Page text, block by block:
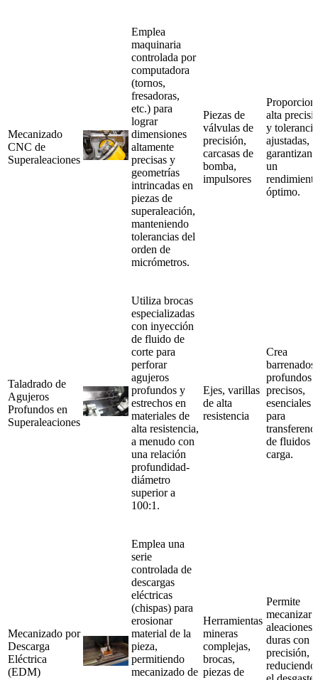
Mecanizado
CNC de
Superaleaciones
Emplea
maquinaria
controlada por
computadora
(tornos,
fresadoras,
etc.) para
lograr
dimensiones
altamente
precisas y
geometrías
intrincadas en
piezas de
superaleación,
manteniendo
tolerancias del
orden de
micrómetros.
Piezas de
válvulas de
precisión,
carcasas de
bomba,
impulsores
alta
y
ajustadas,
un
óptimo.
Taladrado de
Agujeros
Profundos en
Superaleaciones
Utiliza brocas
especializadas
con inyección
de fluido de
corte para
perforar
agujeros
profundos y
estrechos en
materiales de
alta resistencia,
a menudo con
una relación
profundidad-
diámetro
superior a
100:1.
Ejes, varillas
de alta
resistencia
Crea
barrenados
profundos
precisos,
esenciales
para
de fluidos y
carga.
Mecanizado por
Descarga
Eléctrica
(EDM)
Emplea una
serie
controlada de
descargas
eléctricas
(chispas) para
erosionar
material de la
pieza,
permitiendo
mecanizado de
Herramientas
mineras
complejas,
brocas,
piezas de
Permite
mecanizar
aleaciones
duras con
precisión,
reduciendo